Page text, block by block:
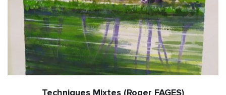
Techniques Mixtes (Roger FAGES)